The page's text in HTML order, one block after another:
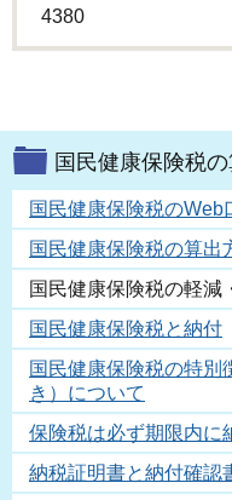
4380
国民健康保険税
国民健康保険税のWeb
国民健康保険税の算出
国民健康保険税の軽減
国民健康保険税と納付
国民健康保険税の特別
き）について
保険税は必ず期限内に
納税証明書と納付確認